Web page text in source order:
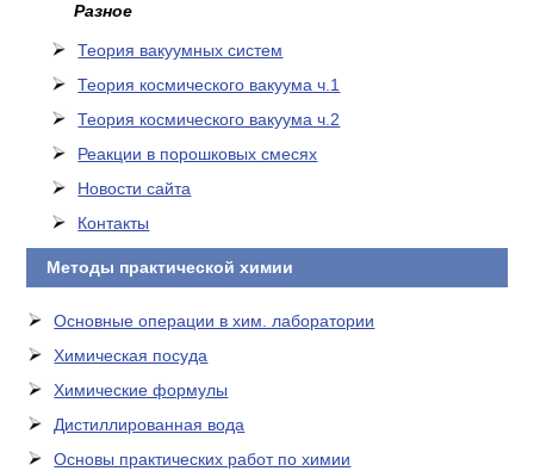
Разное
Теория вакуумных систем
Теория космического вакуума ч.1
Теория космического вакуума ч.2
Реакции в порошковых смесях
Новости сайта
Контакты
Методы практической химии
Основные операции в хим. лаборатории
Химическая посуда
Химические формулы
Дистиллированная вода
Основы практических работ по химии